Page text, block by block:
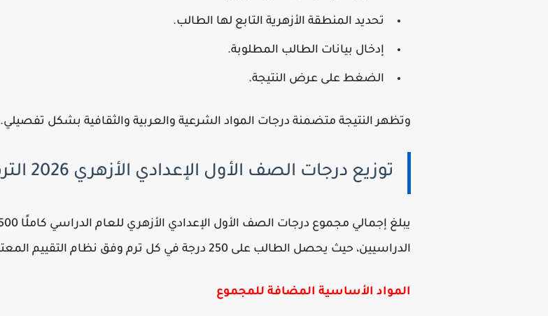
تحديد المنطقة الأزهرية التابع لها الطالب.
إدخال بيانات الطالب المطلوبة.
الضغط على عرض النتيجة.
وتظهر النتيجة متضمنة درجات المواد الشرعية والعربية والثقافية بشكل تفصيلي.
توزيع درجات الصف الأول الإعدادي الأزهري 2026 الترم الثاني
الدراسيين، حيث يحصل الطالب على 250 درجة في كل ترم وفق نظام التقييم المعتمد من قطاع المعاهد الأزهرية.
المواد الأساسية المضافة للمجموع